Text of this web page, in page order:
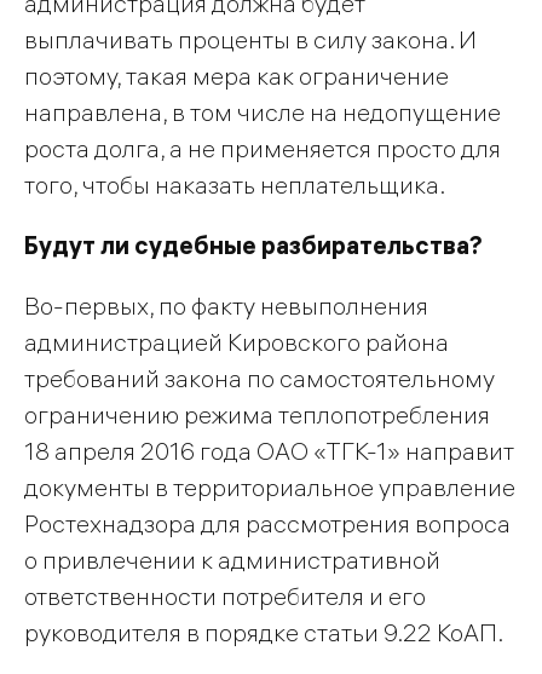
выплачивать проценты в силу закона. И
поэтому, такая мера как ограничение
направлена, в том числе на недопущение
роста долга, а не применяется просто для
того, чтобы наказать неплательщика.
Будут ли судебные разбирательства?
Во-первых, по факту невыполнения
администрацией Кировского района
требований закона по самостоятельному
ограничению режима теплопотребления
18 апреля 2016 года ОАО «ТГК-1» направит
документы в территориальное управление
Ростехнадзора для рассмотрения вопроса
о привлечении к административной
ответственности потребителя и его
руководителя в порядке статьи 9.22 КоАП.